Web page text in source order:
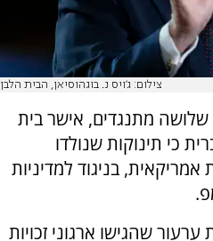
צילום: ג'ויס נ. בוגהוסיאן, הבית הלבן
מתנגדים, אישר בית
כי תינוקות שנולדו
בניגוד למדיניות
שהגישו ארגוני זכויות